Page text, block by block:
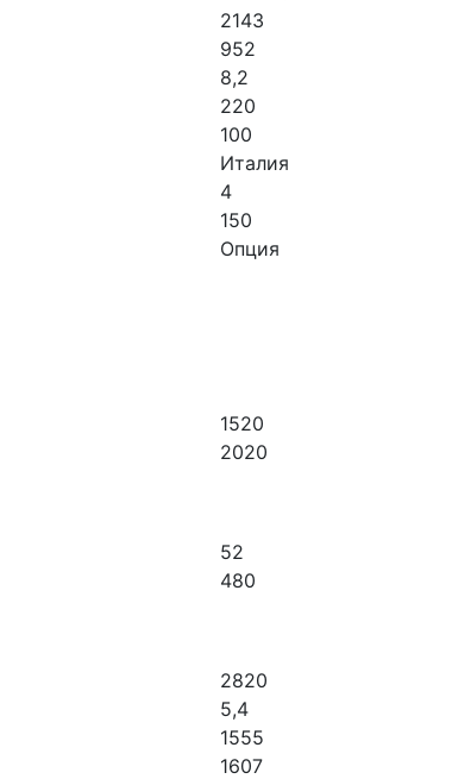
2143
952
8,2
220
100
Италия
4
150
Опция
1520
2020
52
480
2820
5,4
1555
1607